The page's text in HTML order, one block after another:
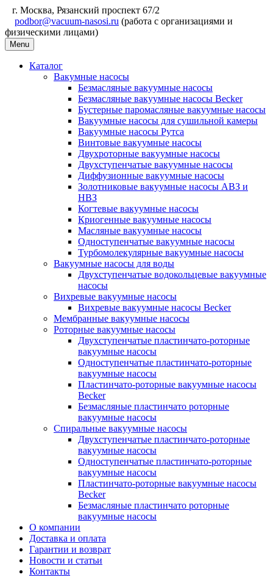
г. Москва, Рязанский проспект 67/2
podbor@vacuum-nasosi.ru (работа с организациями и
физическими лицами)
Menu
Каталог
Вакумные насосы
Безмасляные вакуумные насосы
Безмасляные вакуумные насосы Becker
Бустерные паромасляные вакуумные насосы
Вакуумные насосы для сушильной камеры
Вакуумные насосы Рутса
Винтовые вакуумные насосы
Двухроторные вакуумные насосы
Двухступенчатые вакуумные насосы
Диффузионные вакуумные насосы
Золотниковые вакуумные насосы АВЗ и
НВЗ
Когтевые вакуумные насосы
Криогенные вакуумные насосы
Масляные вакуумные насосы
Одноступенчатые вакуумные насосы
Турбомолекулярные вакуумные насосы
Вакуумные насосы для воды
Двухступенчатые водокольцевые вакуумные
насосы
Вихревые вакуумные насосы
Вихревые вакуумные насосы Becker
Мембранные вакуумные насосы
Роторные вакуумные насосы
Двухступенчатые пластинчато-роторные
вакуумные насосы
Одноступенчатые пластинчато-роторные
вакуумные насосы
Пластинчато-роторные вакуумные насосы
Becker
Безмасляные пластинчато роторные
вакуумные насосы
Спиральные вакуумные насосы
Двухступенчатые пластинчато-роторные
вакуумные насосы
Одноступенчатые пластинчато-роторные
вакуумные насосы
Пластинчато-роторные вакуумные насосы
Becker
Безмасляные пластинчато роторные
вакуумные насосы
О компании
Доставка и оплата
Гарантии и возврат
Новости и статьи
Контакты